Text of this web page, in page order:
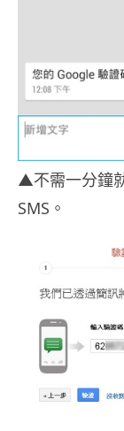
▲不需一分鐘
SMS。